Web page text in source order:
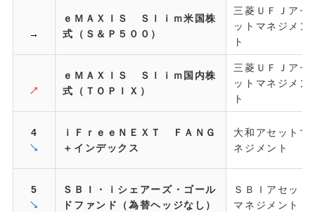
→
ｅＭＡＸＩＳ Ｓｌｉｍ米国株
式（Ｓ＆Ｐ５００）
三菱ＵＦＪアセ
ットマネジメン
ト
↗
ｅＭＡＸＩＳ Ｓｌｉｍ国内株
式（ＴＯＰＩＸ）
三菱ＵＦＪアセ
ットマネジメン
ト
4
↘
ｉＦｒｅｅＮＥＸＴ ＦＡＮＧ
＋インデックス
大和アセットマ
ネジメント
5
↘
ＳＢＩ・ｉシェアーズ・ゴール
ドファンド（為替ヘッジなし）
ＳＢＩアセット
マネジメント